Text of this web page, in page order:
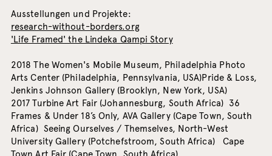
Ausstellungen und Projekte:
research-without-borders.org
'Life Framed' the Lindeka Qampi Story
2018 The Women's Mobile Museum, Philadelphia Photo
Arts Center (Philadelphia, Pennsylvania, USA)Pride & Loss,
Jenkins Johnson Gallery (Brooklyn, New York, USA)
2017 Turbine Art Fair (Johannesburg, South Africa) 36
Frames & Under 18’s Only, AVA Gallery (Cape Town, South
Africa) Seeing Ourselves / Themselves, North-West
University Gallery (Potchefstroom, South Africa) Cape